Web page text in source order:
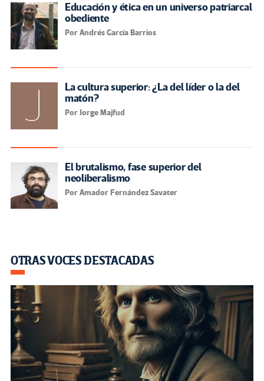
Educación y ética en un universo patriarcal
obediente
Por Andrés García Barrios
La cultura superior: ¿La del líder o la del
matón?
Por Jorge Majfud
El brutalismo, fase superior del
neoliberalismo
Por Amador Fernández Savater
OTRAS VOCES DESTACADAS